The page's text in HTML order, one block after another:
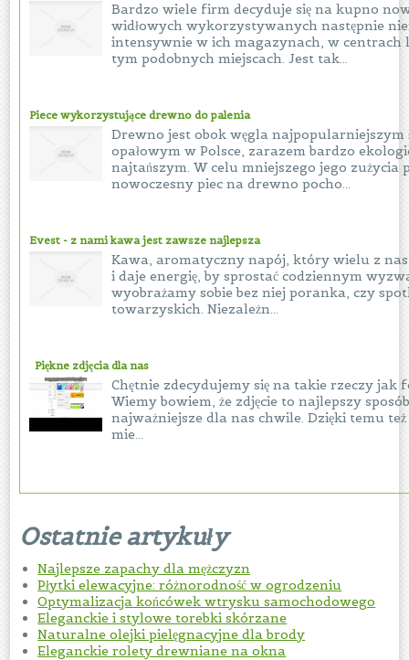
Bardzo wiele firm decyduje się na kupno
widłowych wykorzystywanych następnie
intensywnie w ich magazynach, w centrach
tym podobnych miejscach. Jest tak...
Piece wykorzystujące drewno do palenia
Drewno jest obok węgla najpopularniejszym
opałowym w Polsce, zarazem bardzo
najtańszym. W celu mniejszego jego zużycia
nowoczesny piec na drewno pocho...
Evest - z nami kawa jest zawsze najlepsza
Kawa, aromatyczny napój, który wielu z nas
i daje energię, by sprostać codziennym
wyobrażamy sobie bez niej poranka, czy
towarzyskich. Niezależn...
Piękne zdjęcia dla nas
Chętnie zdecydujemy się na takie rzeczy jak
Wiemy bowiem, że zdjęcie to najlepszy
najważniejsze dla nas chwile. Dzięki temu też
mie...
Ostatnie artykuły
Najlepsze zapachy dla mężczyzn
Płytki elewacyjne: różnorodność w ogrodzeniu
Optymalizacja końcówek wtrysku samochodowego
Eleganckie i stylowe torebki skórzane
Naturalne olejki pielęgnacyjne dla brody
Eleganckie rolety drewniane na okna